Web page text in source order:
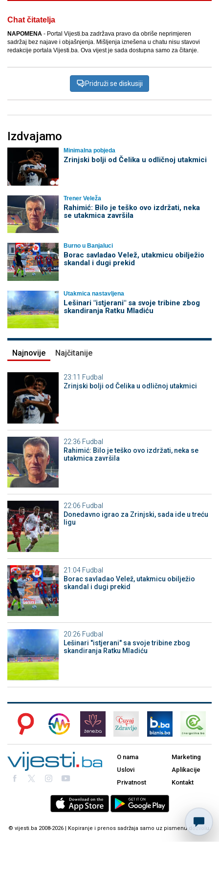
Chat čitatelja
NAPOMENA - Portal Vijesti.ba zadržava pravo da obriše neprimjeren
sadržaj bez najave i objašnjenja. Mišljenja iznešena u chatu nisu stavovi
redakcije portala Vijesti.ba. Ova vijest je sada dostupna samo za čitanje.
Pridruži se diskusiji
Izdvajamo
Minimalna pobjeda
Zrinjski bolji od Čelika u odličnoj utakmici
Trener Veleža
Rahimić: Bilo je teško ovo izdržati, neka
se utakmica završila
Burno u Banjaluci
Borac savladao Velež, utakmicu obilježio
skandal i dugi prekid
Utakmica nastavljena
Lešinari "istjerani" sa svoje tribine zbog
skandiranja Ratku Mladiću
Najnovije Najčitanije
23:11 Fudbal
Zrinjski bolji od Čelika u odličnoj utakmici
22:36 Fudbal
Rahimić: Bilo je teško ovo izdržati, neka se
utakmica završila
22:06 Fudbal
Donedavno igrao za Zrinjski, sada ide u treću
ligu
21:04 Fudbal
Borac savladao Velež, utakmicu obilježio
skandal i dugi prekid
20:26 Fudbal
Lešinari "istjerani" sa svoje tribine zbog
skandiranja Ratku Mladiću
O nama
Uslovi
Privatnost
Marketing
Aplikacije
Kontakt
© vijesti.ba 2008-2026 | Kopiranje i prenos sadržaja samo uz pismenu dozvolu.